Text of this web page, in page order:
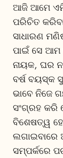
ଆଜି ଆମେ
ପରିଚିତ
ସାଧାରଣ
ପାଇଁ ସେ ଆମ
ନାୟକ, ଘର
ବର୍ଷ ବୟସ୍କ
ଭାବେ ନିଜେ
ସଂଗ୍ରହ କରି
ବିଶେଷତ୍ୱ
ଲଗାଇବାରେ
ସମ୍ପର୍କରେ